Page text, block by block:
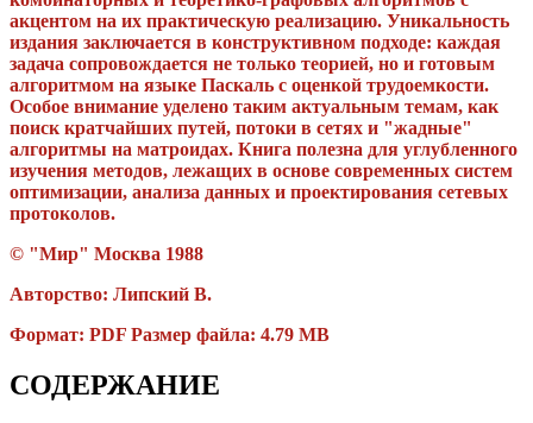
акцентом на их практическую реализацию. Уникальность
издания заключается в конструктивном подходе: каждая
задача сопровождается не только теорией, но и готовым
алгоритмом на языке Паскаль с оценкой трудоемкости.
Особое внимание уделено таким актуальным темам, как
поиск кратчайших путей, потоки в сетях и "жадные"
алгоритмы на матроидах. Книга полезна для углубленного
изучения методов, лежащих в основе современных систем
оптимизации, анализа данных и проектирования сетевых
протоколов.
© "Мир" Москва 1988
Авторство: Липский В.
Формат: PDF Размер файла: 4.79 MB
СОДЕРЖАНИЕ